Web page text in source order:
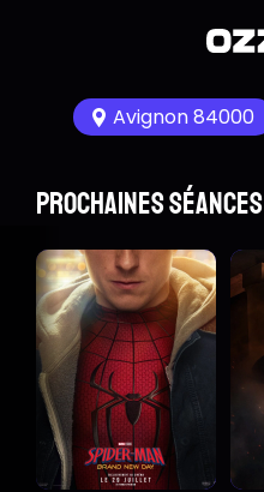
Avignon 84000
Prochaines séances